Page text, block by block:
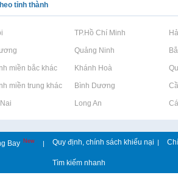
tỉnh thành
Rao vặt tại TP.Hồ Chí Minh Rao vặt tại
Rao vặt tại Quảng Ninh Rao vặt tại
miền bắc khácRao vặt tại Khánh Hoà Rao vặt tại
miền trung khácRao vặt tại Bình Dương Rao vặt tại
Rao vặt tại Long An Rao vặt tại
Bay New | Quy định, chính sách khiếu nại |
Tìm kiếm nhanh